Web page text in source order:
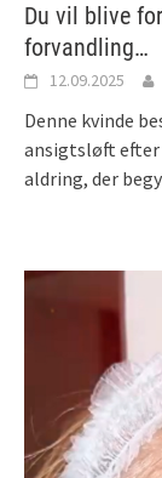
Du vil blive
forvandling…
12.09.2025
Denne kvinde
ansigtsløft efter
aldring, der